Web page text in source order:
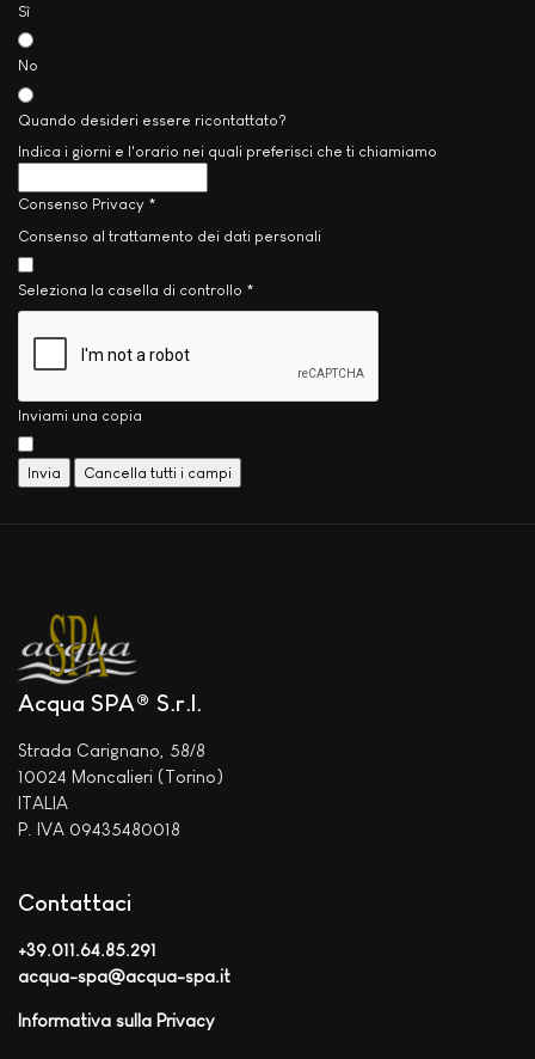
Sì
No
Quando desideri essere ricontattato?
Indica i giorni e l'orario nei quali preferisci che ti chiamiamo
Consenso Privacy *
Consenso al trattamento dei dati personali
Seleziona la casella di controllo *
Inviami una copia
Acqua SPA® S.r.l.
Strada Carignano, 58/8
10024 Moncalieri (Torino)
ITALIA
P. IVA 09435480018
Contattaci
+39.011.64.85.291
acqua-spa@acqua-spa.it
Informativa sulla Privacy